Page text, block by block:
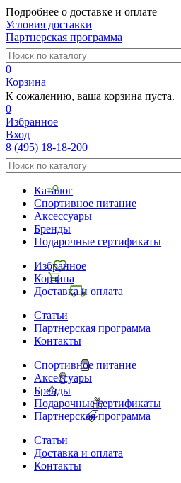
Подробнее о доставке и оплате
Условия доставки
Партнерская программа
0
Корзина
К сожалению, ваша корзина пуста.
0
Избранное
Вход
8 (495) 18-18-200
Каталог
Спортивное питание
Аксессуары
Бренды
Подарочные сертификаты
Избранное
Корзина
Доставка и оплата
Статьи
Партнерская программа
Контакты
Спортивное питание
Аксессуары
Бренды
Подарочные сертификаты
Партнерская программа
Статьи
Доставка и оплата
Контакты